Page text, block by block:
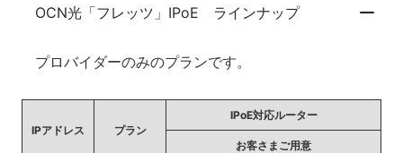
OCN光「フレッツ」IPoE ラインナップ
プロバイダーのみのプランです。
IPアドレス プラン
IPoE対応ルーター
お客さまご用意